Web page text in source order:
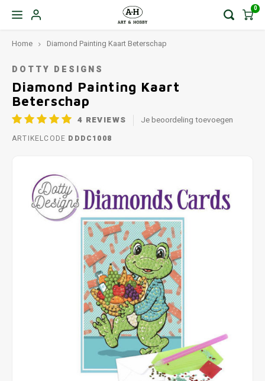
0
Home Diamond Painting Kaart Beterschap
DOTTY DESIGNS
Diamond Painting Kaart
Beterschap
4 REVIEWS Je beoordeling toevoegen
ARTIKELCODE DDDC1008